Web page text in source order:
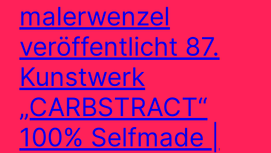
malerwenzel
veröffentlicht 87.
Kunstwerk
„CARBSTRACT“
100% Selfmade |